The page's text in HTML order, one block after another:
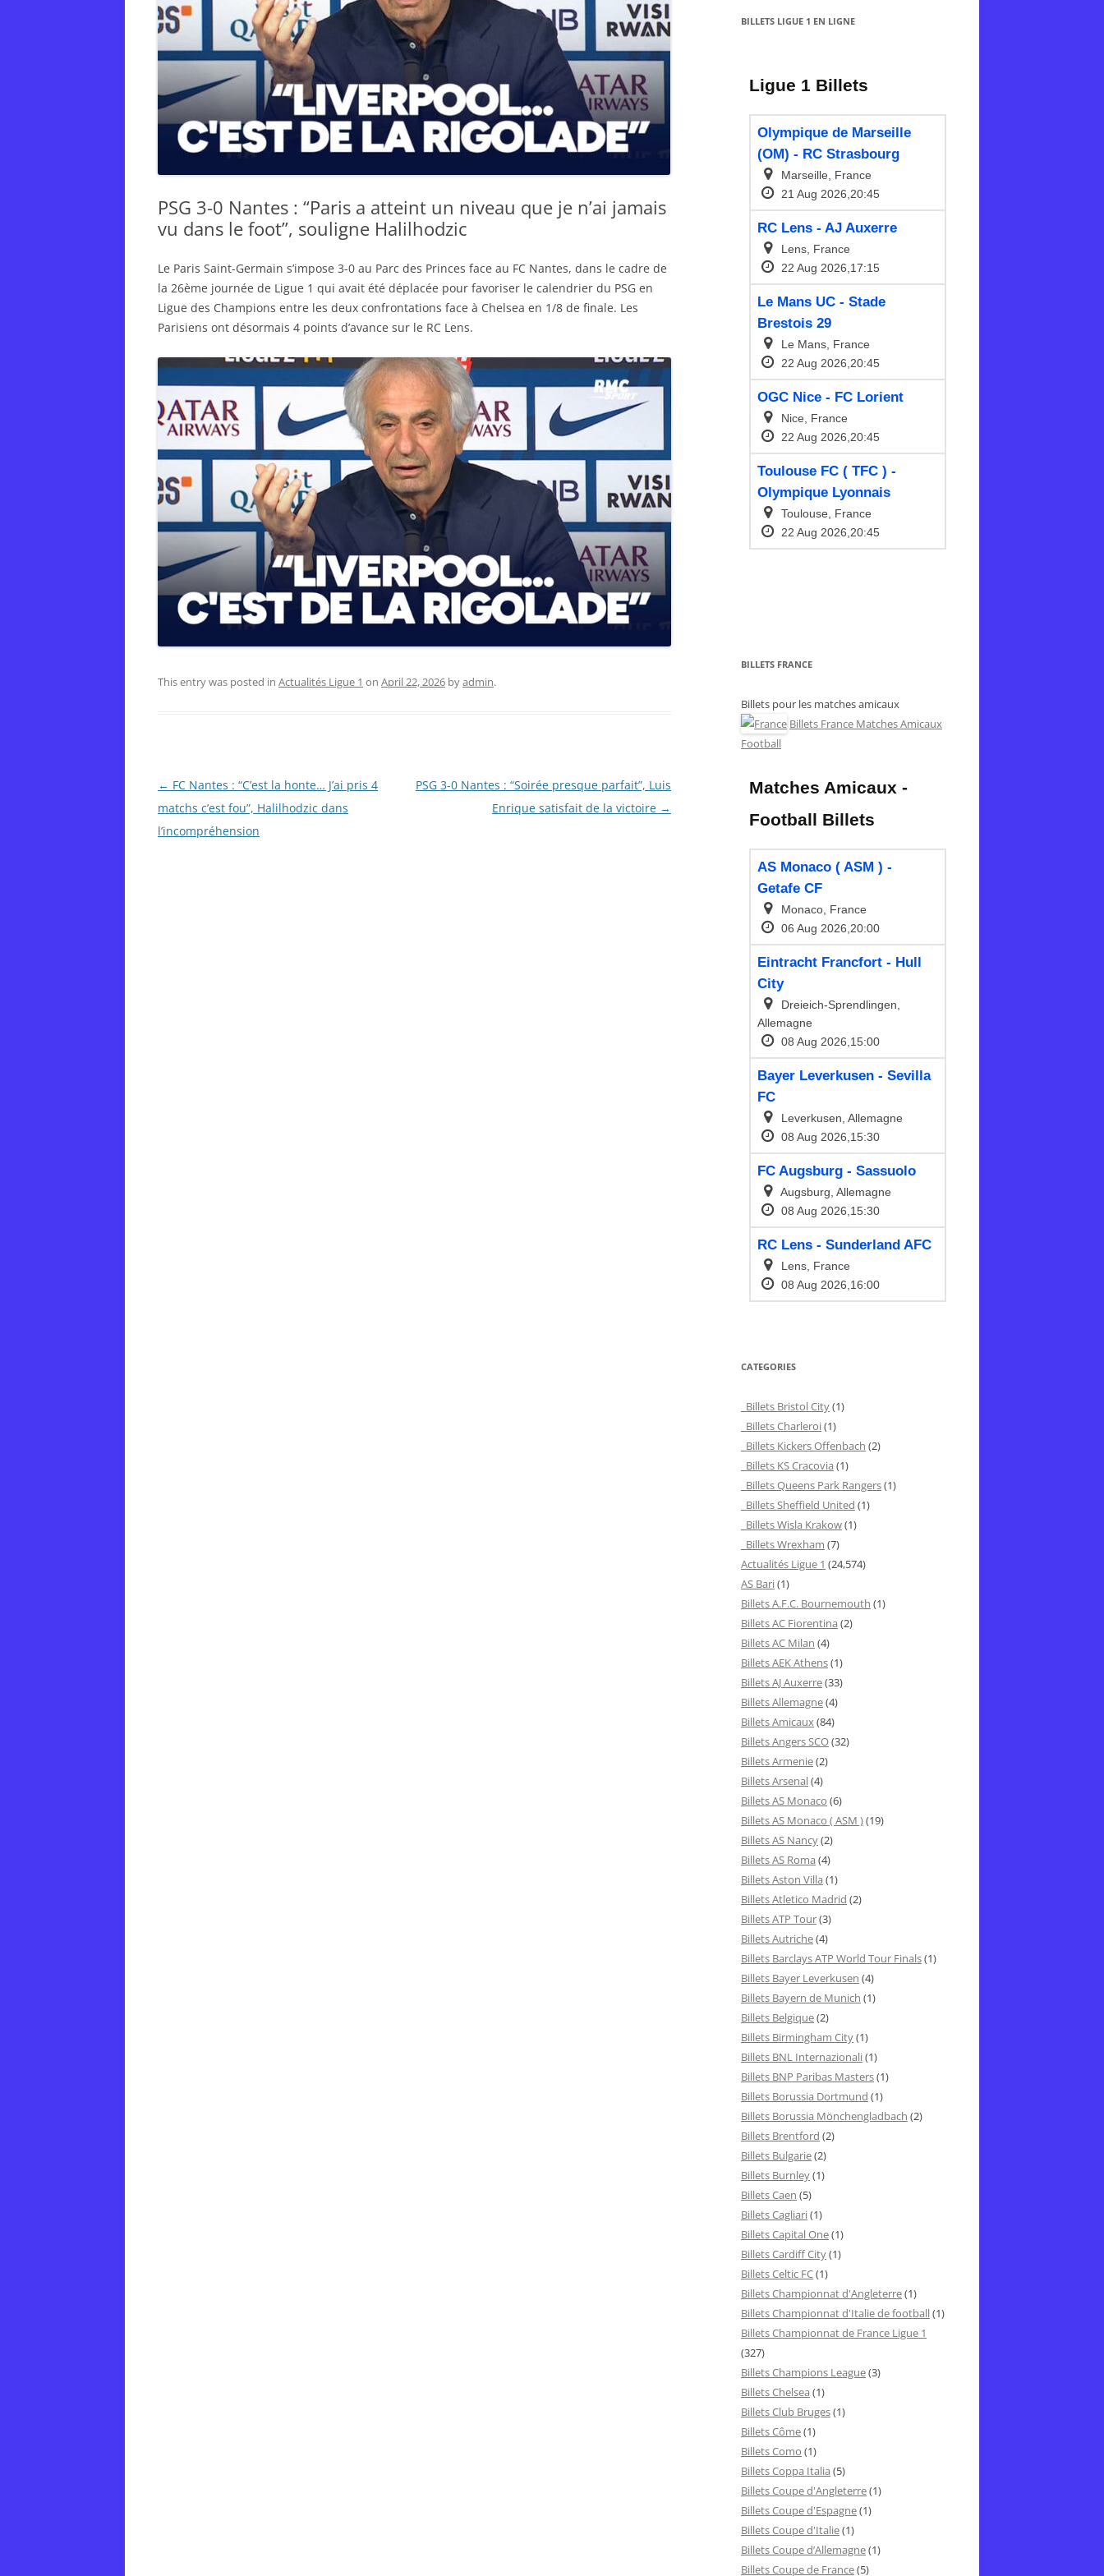
PSG 3-0 Nantes : “Paris a atteint un niveau que je n’ai jamais
vu dans le foot”, souligne Halilhodzic
Le Paris Saint-Germain s’impose 3-0 au Parc des Princes face au FC Nantes, dans le cadre de
la 26ème journée de Ligue 1 qui avait été déplacée pour favoriser le calendrier du PSG en
Ligue des Champions entre les deux confrontations face à Chelsea en 1/8 de finale. Les
Parisiens ont désormais 4 points d’avance sur le RC Lens.
This entry was posted in Actualités Ligue 1 on April 22, 2026 byadmin.
Post
navigation
← FC Nantes : “C’est la honte… J’ai pris 4
matchs c’est fou”, Halilhodzic dans
l’incompréhension
PSG 3-0 Nantes : “Soirée presque parfait”, Luis
Enrique satisfait de la victoire →
BILLETS LIGUE 1 EN LIGNE
BILLETS FRANCE
Billets pour les matches amicaux
Billets France Matches Amicaux
Football
CATEGORIES
Billets Bristol City(1)
Billets Charleroi(1)
Billets Kickers Offenbach (2)
Billets KS Cracovia (1)
Billets Queens Park Rangers(1)
Billets Sheffield United (1)
Billets Wisla Krakow(1)
Billets Wrexham (7)
Actualités Ligue 1 (24,574)
AS Bari(1)
Billets A.F.C. Bournemouth (1)
Billets AC Fiorentina (2)
Billets AC Milan (4)
Billets AEK Athens(1)
Billets AJ Auxerre(33)
Billets Allemagne(4)
Billets Amicaux(84)
Billets Angers SCO(32)
Billets Armenie(2)
Billets Arsenal(4)
Billets AS Monaco (6)
Billets AS Monaco ( ASM )(19)
Billets AS Nancy(2)
Billets AS Roma (4)
Billets Aston Villa (1)
Billets Atletico Madrid (2)
Billets ATP Tour(3)
Billets Autriche(4)
Billets Barclays ATP World Tour Finals(1)
Billets Bayer Leverkusen (4)
Billets Bayern de Munich (1)
Billets Belgique(2)
Billets Birmingham City(1)
Billets BNL Internazionali(1)
Billets BNP Paribas Masters(1)
Billets Borussia Dortmund (1)
Billets Borussia Mönchengladbach (2)
Billets Brentford (2)
Billets Bulgarie(2)
Billets Burnley(1)
Billets Caen (5)
Billets Cagliari(1)
Billets Capital One(1)
Billets Cardiff City(1)
Billets Celtic FC(1)
Billets Championnat d'Angleterre(1)
Billets Championnat d'Italie de football(1)
Billets Championnat de France Ligue 1
(327)
Billets Champions League(3)
Billets Chelsea (1)
Billets Club Bruges(1)
Billets Côme(1)
Billets Como (1)
Billets Coppa Italia (5)
Billets Coupe d'Angleterre(1)
Billets Coupe d'Espagne(1)
Billets Coupe d'Italie(1)
Billets Coupe d’Allemagne(1)
Billets Coupe de France(5)